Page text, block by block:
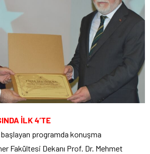
İLK 4’TE
başlayan programda konuşma
Fakültesi Dekanı Prof. Dr. Mehmet